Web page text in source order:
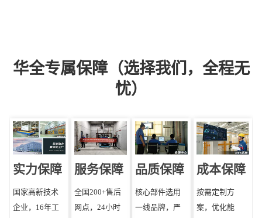
华全专属保障（选择我们，全程无
忧）
实力保障
国家高新技术
企业，16年工
服务保障
全国200+售后
网点，24小时
品质保障
核心部件选用
一线品牌，严
成本保障
按需定制方
案，优化能